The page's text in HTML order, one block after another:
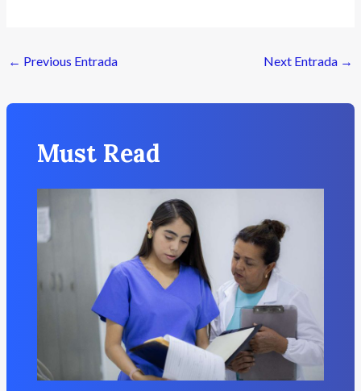
← Previous Entrada Next Entrada →
Must Read